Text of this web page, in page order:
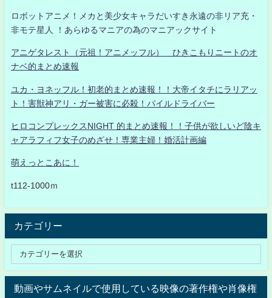
ロボットアニメ！メカと美少女キャラだいすき永遠の非リア充・
非モテ星人 ！あらゆるマニアの為のマニアックサイト
アニゲタレスト（元祖！アニメッフル） ひきこもりニートのオ
ナベ的まとめ速報
ユカ・ヨネッフル！初老的まとめ速報！！大帝イタチにラリアッ
ト！害獣神アリ・ガー被害に必殺！パイルドライバー
ヒロコンプレックスNIGHT 的まとめ速報！！子供が欲しいど陰キ
ャアラフィフ女子のめざせ！専業主婦！婚活計画編
萌えっとこあに！
t112-1000ｍ
カテゴリー
動画やサムネイルで使用している映像の著作権や肖像権